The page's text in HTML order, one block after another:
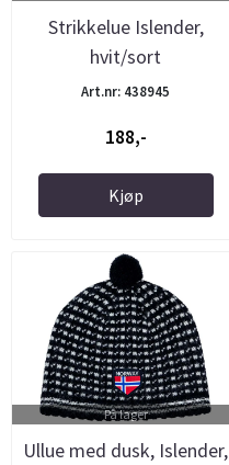
Strikkelue Islender,
hvit/sort
Art.nr: 438945
188,-
Kjøp
På lager
Ullue med dusk, Islender,